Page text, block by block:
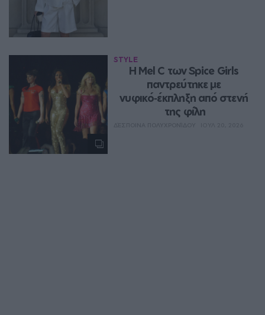
STYLE
Η Mel C των Spice Girls
παντρεύτηκε με
νυφικό‑έκπληξη από στενή
της φίλη